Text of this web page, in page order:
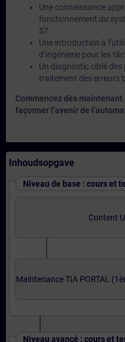
Une connaissance
fonctionnement du
S7
Une introduction à
d’ingénierie pour les
Un diagnostic ciblé des
traitement des erreurs
Commencez dès
façonner l’avenir de
Inhoudsopgave
Niveau de base : cours et
Content
Maintenance TIA PORTAL
Niveau avancé : cours et